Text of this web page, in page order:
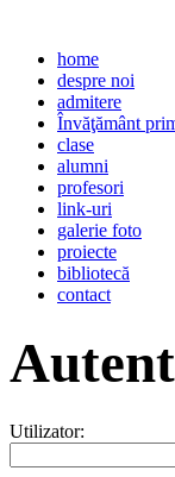
home
despre noi
admitere
Învăţământ
clase
alumni
profesori
link-uri
galerie foto
proiecte
bibliotecă
contact
Utilizator: